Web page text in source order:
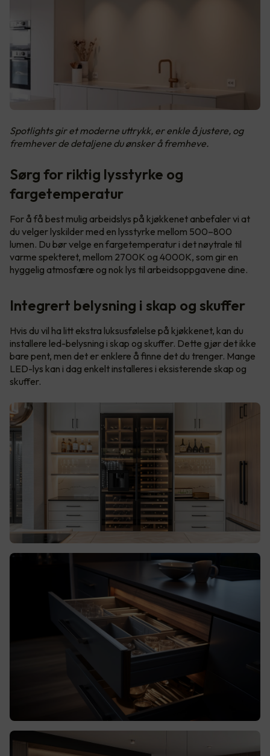
Spotlights gir et moderne uttrykk, er enkle å justere, og
fremhever de detaljene du ønsker å fremheve.
Sørg for riktig lysstyrke og
fargetemperatur
For å få best mulig arbeidslys på kjøkkenet anbefaler vi at
du velger lyskilder med en lysstyrke mellom 500–800
lumen. Du bør velge en fargetemperatur i det nøytrale til
varme spekteret, mellom 2700K og 4000K, som gir en
hyggelig atmosfære og nok lys til arbeidsoppgavene dine.
Integrert belysning i skap og skuffer
Hvis du vil ha litt ekstra luksusfølelse på kjøkkenet, kan du
installere led-belysning i skap og skuffer. Dette gjør det ikke
bare pent, men det er enklere å finne det du trenger. Mange
LED-lys kan i dag enkelt installeres i eksisterende skap og
skuffer.